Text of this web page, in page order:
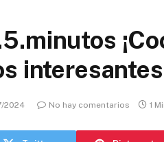
2024 No hay comentarios 1